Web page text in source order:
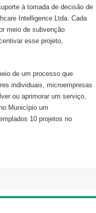
à tomada de decisão de
Intelligence Ltda. Cada
meio de subvenção
esse projeto,
de um processo que
individuais, microempresas
ou aprimorar um serviço,
Município um
10 projetos no